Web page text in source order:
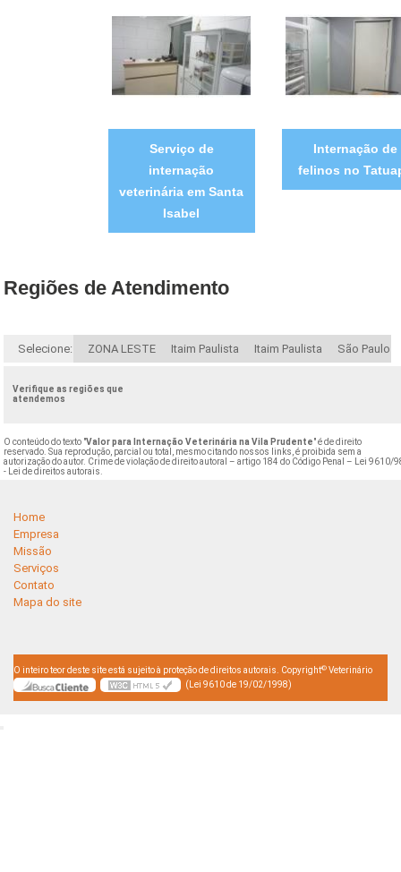
Serviço de
internação
veterinária em Santa
Isabel
Internação de
felinos no
Regiões de Atendimento
Selecione: ZONA LESTE Itaim Paulista Itaim Paulista São Paulo
Verifique as regiões que
atendemos
O conteúdo do texto "Valor para Internação Veterinária na Vila Prudente" é de direito
reservado. Sua reprodução, parcial ou total, mesmo citando nossos links, é proibida sem a
autorização do autor. Crime de violação de direito autoral – artigo 184 do Código Penal –
Lei 9610/
- Lei de direitos autorais
Home
Empresa
Missão
Serviços
Contato
Mapa do site
O inteiro teor deste site está sujeito à proteção de direitos autorais. Copyright© Veterinário
(Lei 9610 de 19/02/1998)